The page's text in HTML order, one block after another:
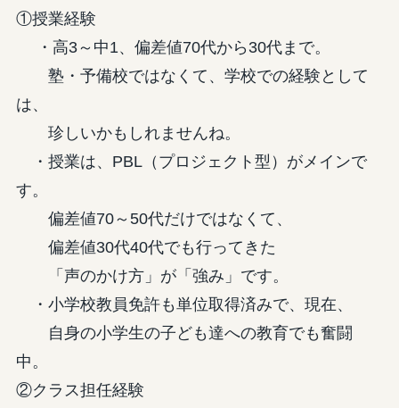
①授業経験
・高3～中1、偏差値70代から30代まで。
塾・予備校ではなくて、学校での経験として
は、
珍しいかもしれませんね。
・授業は、PBL（プロジェクト型）がメインで
す。
偏差値70～50代だけではなくて、
偏差値30代40代でも行ってきた
「声のかけ方」が「強み」です。
・小学校教員免許も単位取得済みで、現在、
自身の小学生の子ども達への教育でも奮闘
中。
②クラス担任経験